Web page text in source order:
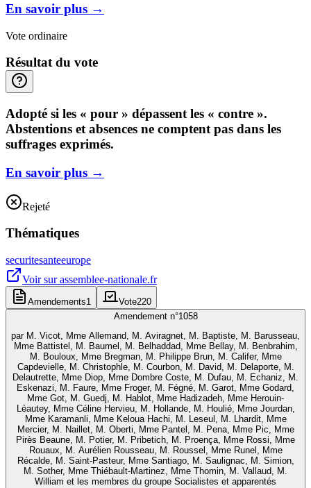
En savoir plus →
Vote ordinaire
Résultat du vote
Adopté si les « pour » dépassent les « contre ».
Abstentions et absences ne comptent pas dans les
suffrages exprimés.
En savoir plus →
Rejeté
Thématiques
securitesanteeurope
Voir surassemblee-nationale.fr
Amendements1 Vote220
Amendement n°1058
par M. Vicot, Mme Allemand, M. Aviragnet, M. Baptiste, M. Barusseau,
Mme Battistel, M. Baumel, M. Belhaddad, Mme Bellay, M. Benbrahim,
M. Bouloux, Mme Bregman, M. Philippe Brun, M. Califer, Mme
Capdevielle, M. Christophle, M. Courbon, M. David, M. Delaporte, M.
Delautrette, Mme Diop, Mme Dombre Coste, M. Dufau, M. Echaniz, M.
Eskenazi, M. Faure, Mme Froger, M. Fégné, M. Garot, Mme Godard,
Mme Got, M. Guedj, M. Hablot, Mme Hadizadeh, Mme Herouin-
Léautey, Mme Céline Hervieu, M. Hollande, M. Houlié, Mme Jourdan,
Mme Karamanli, Mme Keloua Hachi, M. Leseul, M. Lhardit, Mme
Mercier, M. Naillet, M. Oberti, Mme Pantel, M. Pena, Mme Pic, Mme
Pirès Beaune, M. Potier, M. Pribetich, M. Proença, Mme Rossi, Mme
Rouaux, M. Aurélien Rousseau, M. Roussel, Mme Runel, Mme
Récalde, M. Saint-Pasteur, Mme Santiago, M. Saulignac, M. Simion,
M. Sother, Mme Thiébault-Martinez, Mme Thomin, M. Vallaud, M.
William et les membres du groupe Socialistes et apparentés